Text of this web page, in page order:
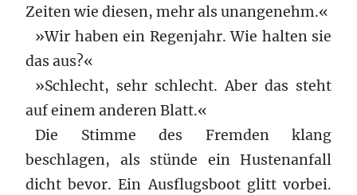
Zeiten wie diesen, mehr als unangenehm.«
»Wir haben ein Regenjahr. Wie halten sie
das aus?«
»Schlecht, sehr schlecht. Aber das steht
auf einem anderen Blatt.«
Die Stimme des Fremden klang
beschlagen, als stünde ein Hustenanfall
dicht bevor. Ein Ausflugsboot glitt vorbei.